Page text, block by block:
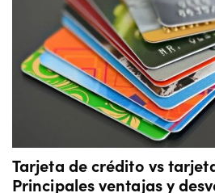
Tarjeta de crédito vs
Principales ventajas y